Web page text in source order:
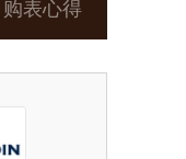
购表心得